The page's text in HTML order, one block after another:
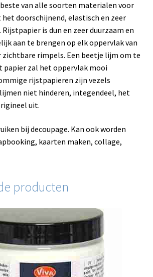
van alle soorten materialen voor
doorschijnend, elastisch en zeer
is dun en zeer duurzaam en
aan te brengen op elk oppervlak van
rimpels. Een beetje lijm om te
papier zal het oppervlak mooi
rijstpapieren zijn vezels
niet hinderen, integendeel, het
uit.
bij decoupage. Kan ook worden
kaarten maken, collage,
producten